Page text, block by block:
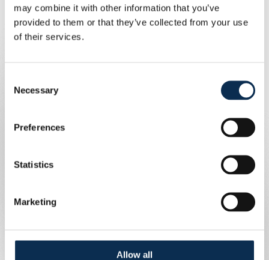
may combine it with other information that you’ve
provided to them or that they’ve collected from your use
of their services.
Selection
Necessary
Preferences
Statistics
Marketing
Allow all
Geschreven door
Profiel:
Aantoonbare ervaring op elite niveau in 11v11
Henk.mariman@rusgacademy.be